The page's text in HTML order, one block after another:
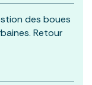
des boues
Retour